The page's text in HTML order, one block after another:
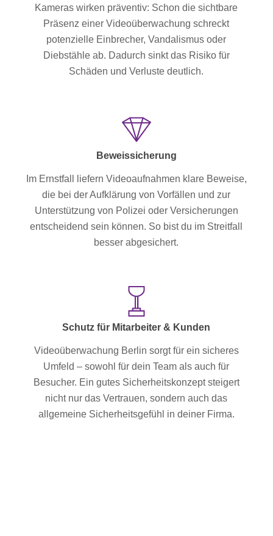
Kameras wirken präventiv: Schon die sichtbare
Präsenz einer Videoüberwachung schreckt
potenzielle Einbrecher, Vandalismus oder
Diebstähle ab. Dadurch sinkt das Risiko für
Schäden und Verluste deutlich.
Beweissicherung
Im Ernstfall liefern Videoaufnahmen klare Beweise,
die bei der Aufklärung von Vorfällen und zur
Unterstützung von Polizei oder Versicherungen
entscheidend sein können. So bist du im Streitfall
besser abgesichert.
Schutz für Mitarbeiter & Kunden
Videoüberwachung Berlin sorgt für ein sicheres
Umfeld – sowohl für dein Team als auch für
Besucher. Ein gutes Sicherheitskonzept steigert
nicht nur das Vertrauen, sondern auch das
allgemeine Sicherheitsgefühl in deiner Firma.